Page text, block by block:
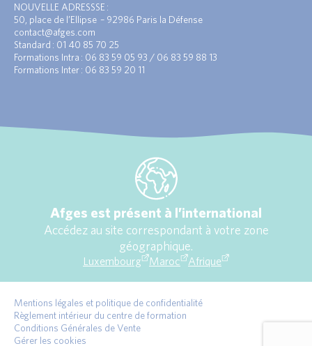
NOUVELLE ADRESSSE :
50, place de l’Ellipse – 92986 Paris la Défense
contact@afges.com
Standard : 01 40 85 70 25
Formations Intra : 06 83 59 05 93 / 06 83 59 88 13
Formations Inter : 06 83 59 20 11
Afges est présent à l’international
Accédez au site correspondant à votre zone
géographique.
Luxembourg Maroc Afrique
Mentions légales et politique de confidentialité
Règlement intérieur du centre de formation
Conditions Générales de Vente
Gérer les cookies